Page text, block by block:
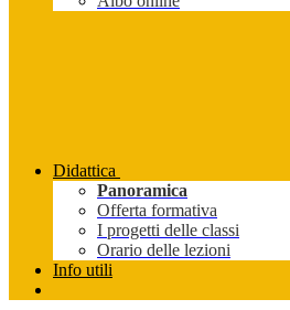
Didattica
Panoramica
Offerta formativa
I progetti delle classi
Orario delle lezioni
Info utili